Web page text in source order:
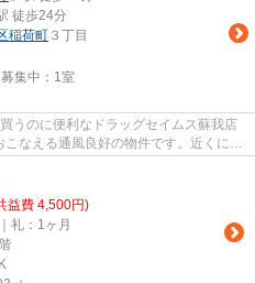
徒歩24分
稲荷町 ３丁目
集中： 1室
うのに便利なドラッグセイムス蘇我店
なえる通風良好の物件です。近くに始
益費 4,500円)
礼：1ヶ月